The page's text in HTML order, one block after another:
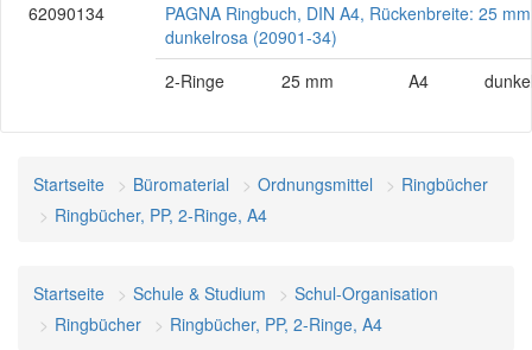
62090134
PAGNA Ringbuch, DIN A4, Rückenbreite: 25
dunkelrosa (20901-34)
2-Ringe
25 mm A4
Startseite Büromaterial Ordnungsmittel
Ringbücher
Ringbücher, PP, 2-Ringe, A4
Startseite Schule & Studium
Schul-Organisation
Ringbücher
Ringbücher, PP, 2-Ringe, A4